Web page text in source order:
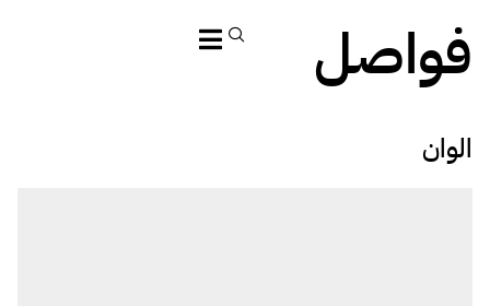
فواصل
الوان